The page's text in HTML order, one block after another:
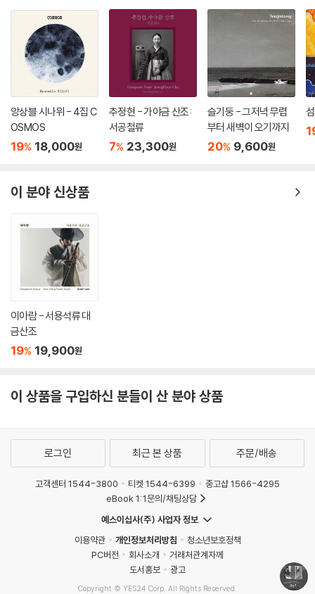
앙상블 시나위 - 4집 C
OSMOS
19% 18,000원
추정현 - 가야금 산조:
서공철류
7% 23,300원
슬기둥 - 그저녁 무렵
부터 새벽이 오기까지
20% 9,600원
이 분야 신상품
이아람 - 서용석류 대
금산조
19% 19,900원
이 상품을 구입하신 분들이 산 분야 상품
로그인 최근 본 상품 주문/배송
고객센터 1544-3800 티켓 1544-6399
중고샵 1566-4295
eBook 1:1문의/채팅상담
예스이십사(주) 사업자 정보
이용약관
개인정보처리방침
청소년보호정책
PC버전
회사소개
거래처관계자께
도서홍보
광고
Copyright © YES24 Corp. All Rights Reserved.